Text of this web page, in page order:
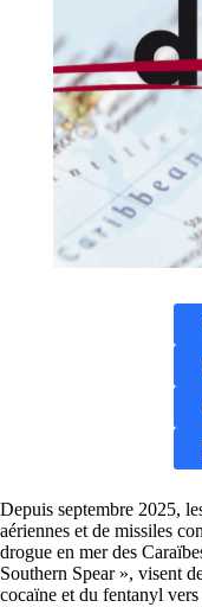
Depuis septembre 2025,
aériennes et de missiles
drogue en mer des
Southern Spear », visent
cocaïne et du fentanyl